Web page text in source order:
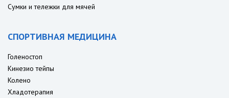
Сумки и тележки для мячей
СПОРТИВНАЯ МЕДИЦИНА
Голеностоп
Кинезио тейпы
Колено
Хладотерапия